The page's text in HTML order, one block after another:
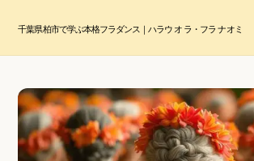
千葉県柏市で学ぶ本格フラダンス｜ハラウ オ ラ・フラ ナオミ